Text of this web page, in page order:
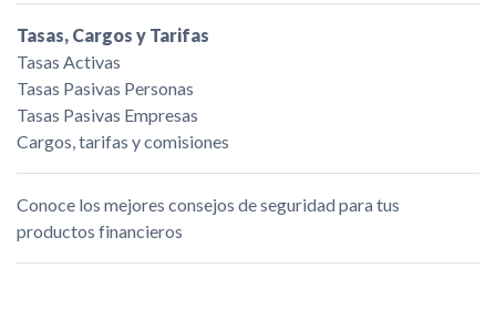
Tasas, Cargos y Tarifas
Tasas Activas
Tasas Pasivas Personas
Tasas Pasivas Empresas
Cargos, tarifas y comisiones
Conoce los mejores consejos de seguridad para tus
productos financieros